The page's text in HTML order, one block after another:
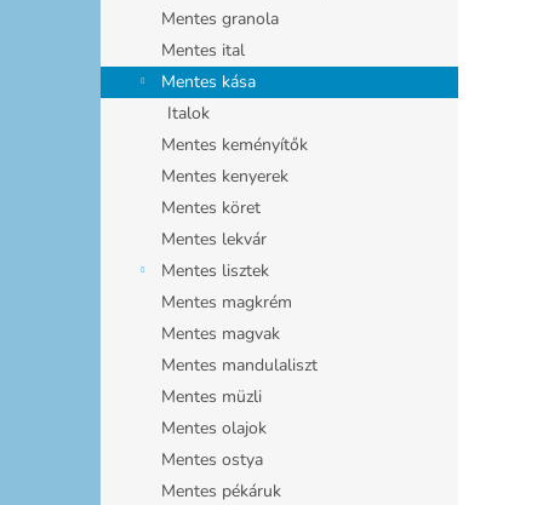
Mentes granola
Mentes ital
Mentes kása
Italok
Mentes keményítők
Mentes kenyerek
Mentes köret
Mentes lekvár
Mentes lisztek
Mentes magkrém
Mentes magvak
Mentes mandulaliszt
Mentes müzli
Mentes olajok
Mentes ostya
Mentes pékáruk